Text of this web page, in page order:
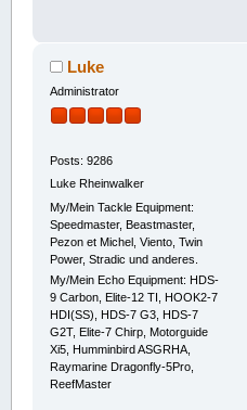
Luke
Administrator
Posts: 9286
Luke Rheinwalker
My/Mein Tackle Equipment:
Speedmaster, Beastmaster,
Pezon et Michel, Viento, Twin
Power, Stradic und anderes.
My/Mein Echo Equipment: HDS-
9 Carbon, Elite-12 TI, HOOK2-7
HDI(SS), HDS-7 G3, HDS-7
G2T, Elite-7 Chirp, Motorguide
Xi5, Humminbird ASGRHA,
Raymarine Dragonfly-5Pro,
ReefMaster